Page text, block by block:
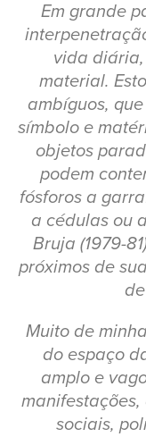
Em grande
vida
material.
ambíguos,
símbolo e
objetos
podem
fósforos a
a cédulas ou
Bruja (1979-
próximos de
Muito de
do espaço
amplo e
sociais,